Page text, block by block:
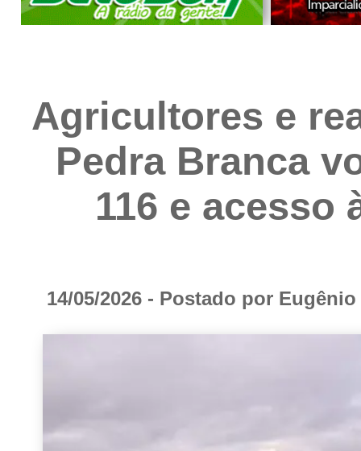
Agricultores e
Pedra Branca
116 e acesso
14/05/2026 - Postado por Eugênio